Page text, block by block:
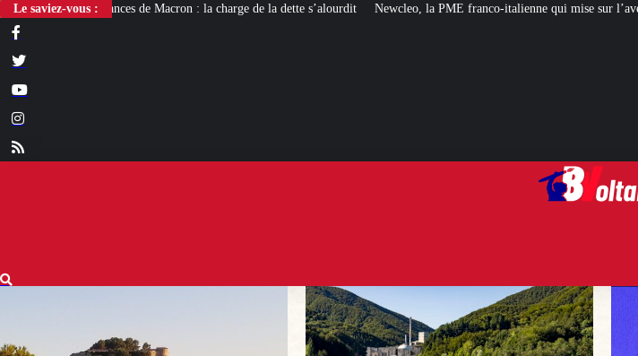
Le saviez-vous :
Macron : la charge de la dette s’alourdit Newcleo, la PME franco-italienne qui mise sur l’avenir du « mini nucléaire »